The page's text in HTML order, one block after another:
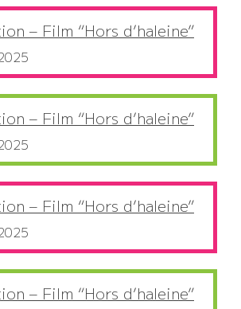
– Film “Hors d’haleine”
– Film “Hors d’haleine”
– Film “Hors d’haleine”
– Film “Hors d’haleine”